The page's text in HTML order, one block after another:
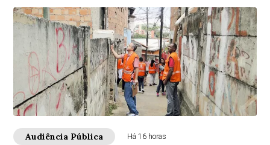
Audiência Pública Há 16 horas